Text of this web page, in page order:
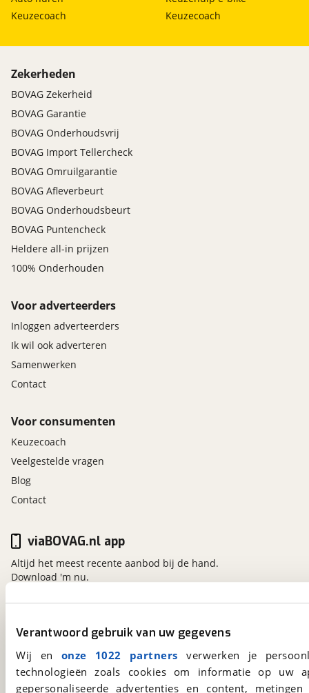
Verantwoord gebruik van uw gegevens
Wij en onze 1022 partners verwerken je
technologieën zoals cookies om informatie op
gepersonaliseerde advertenties en content,
Keuzecoach
Keuzecoach
Zekerheden
BOVAG Zekerheid
BOVAG Garantie
BOVAG Onderhoudsvrij
BOVAG Import Tellercheck
BOVAG Omruilgarantie
BOVAG Afleverbeurt
BOVAG Onderhoudsbeurt
BOVAG Puntencheck
Heldere all-in prijzen
100% Onderhouden
Voor adverteerders
Inloggen adverteerders
Ik wil ook adverteren
Samenwerken
Contact
Voor consumenten
Keuzecoach
Veelgestelde vragen
Blog
Contact
viaBOVAG.nl
Kosterijland15
3981 AJ
Bunnik
Een initiatief van
BOVAG
viaBOVAG.nl app
Altijd het meest recente aanbod bij de hand.
Download 'm nu.